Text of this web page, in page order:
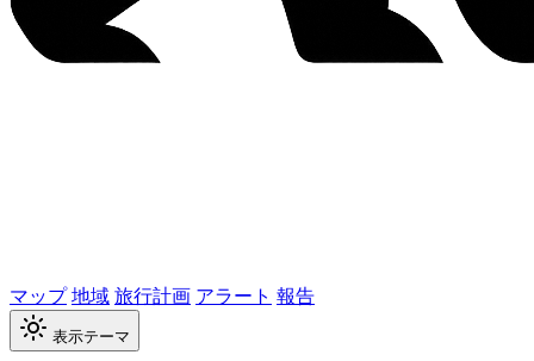
マップ地域旅行計画 アラート 報告
表示テーマ